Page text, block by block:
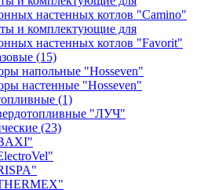
настенных котлов "Camino"
и комплектующие для
настенных котлов "Favorit"
(15)
напольные "Hosseven"
настенные "Hosseven"
(1)
"ЛУЧ"
(23)